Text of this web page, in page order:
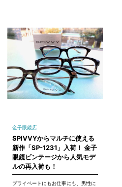
金子眼鏡店
SPIVVYからマルチに使える
新作「SP-1231」入荷！ 金子
眼鏡ビンテージから人気モデ
ルの再入荷も！
プライベートにもお仕事にも、男性に